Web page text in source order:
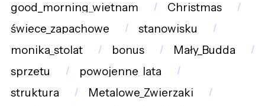
good_morning_wietnam
Christmas
świece_zapachowe
stanowisku
monika_stolat
bonus
Mały_Budda
sprzetu
powojenne_lata
struktura
Metalowe_Zwierzaki